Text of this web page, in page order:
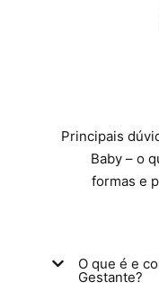
Principais
Baby – o
formas e
O que é e
Gestante?